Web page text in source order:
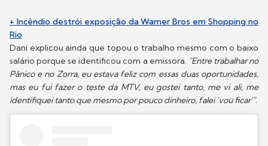
+ Incêndio destrói exposição da Warner Bros em Shopping no
Rio
Dani explicou ainda que topou o trabalho mesmo com o baixo
salário porque se identificou com a emissora."Entre trabalhar no
Pânico e no Zorra, eu estava feliz com essas duas oportunidades,
mas eu fui fazer o teste da MTV, eu gostei tanto, me vi ali, me
identifiquei tanto que mesmo por pouco dinheiro, falei 'vou ficar'".